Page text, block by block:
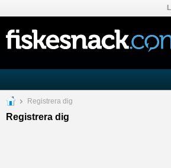
Registrera dig
Registrera dig